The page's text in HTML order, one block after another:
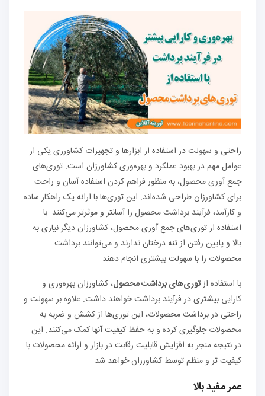
راحتی و سهولت در استفاده از ابزارها و تجهیزات کشاورزی یکی از
عوامل مهم در بهبود عملکرد و بهره‌وری کشاورزان است. توری‌های
جمع آوری محصول، به منظور فراهم کردن استفاده آسان و راحت
برای کشاورزان طراحی شده‌اند. این توری‌ها با ارائه یک راهکار ساده
و کارآمد، فرآیند برداشت محصول را آسانتر و موثرتر می‌کنند. با
استفاده از توری‌های جمع آوری محصول، کشاورزان دیگر نیازی به
بالا و پایین رفتن از تنه درختان ندارند و می‌توانند برداشت
محصولات را با سهولت بیشتری انجام دهند.
با استفاده ازتوری‌های برداشت محصول، کشاورزان بهره‌وری و
کارایی بیشتری در فرآیند برداشت خواهند داشت. علاوه بر سهولت و
راحتی در برداشت محصولات، این توری‌ها از کشش و ضربه به
محصولات جلوگیری کرده و به حفظ کیفیت آنها کمک می‌کنند. این
در نتیجه منجر به افزایش قابلیت رقابت در بازار و ارائه محصولات با
کیفیت تر و منظم توسط کشاورزان خواهد شد.
عمر مفید بالا